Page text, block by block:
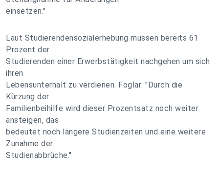
einsetzen."
Laut Studierendensozialerhebung müssen bereits 61
Prozent der
Studierenden einer Erwerbstätigkeit nachgehen um sich
ihren
Lebensunterhalt zu verdienen. Foglar: "Durch die
Kürzung der
Familienbeihilfe wird dieser Prozentsatz noch weiter
ansteigen, das
bedeutet noch längere Studienzeiten und eine weitere
Zunahme der
Studienabbrüche."